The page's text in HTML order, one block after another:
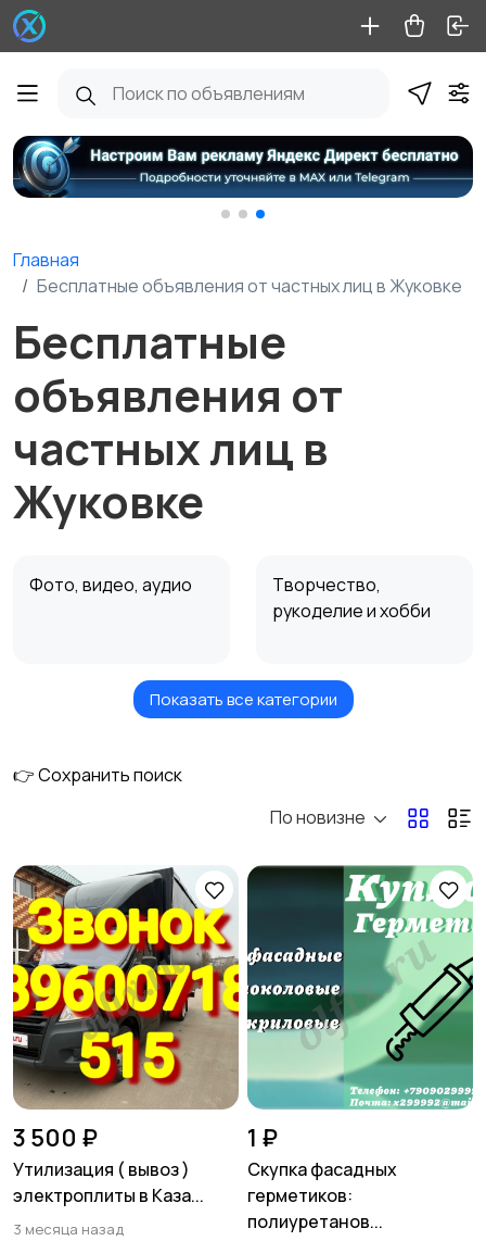
Главная
Бесплатные объявления от частных лиц в Жуковке
Бесплатные
объявления от
частных лиц в
Жуковке
Фото, видео, аудио
Творчество,
рукоделие и хобби
Недвижимость
Ремонт и
техники
Услуги красоты Перевозки и курьеры
Хозяйство и уборка
Репетиторы и
обучение
Юристы Услуги аренды
Показать все категории
👉 Сохранить поиск
По новизне
3 500 ₽
Утилизация ( вывоз )
электроплиты в Каза...
3 месяца назад
1 ₽
Скупка фасадных
герметиков:
полиуретанов...